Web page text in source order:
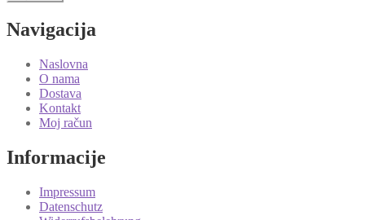
Navigacija
Naslovna
O nama
Dostava
Kontakt
Moj račun
Informacije
Impressum
Datenschutz